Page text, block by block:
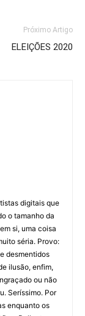
Próximo Artigo
ELEIÇÕES 2020
digitais que
o tamanho da
si, uma coisa
séria. Provo:
desmentidos
ilusão, enfim,
ou não
Seríssimo. Por
enquanto os